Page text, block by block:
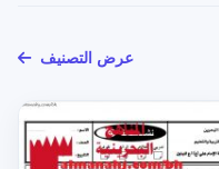
عرض التصنيف